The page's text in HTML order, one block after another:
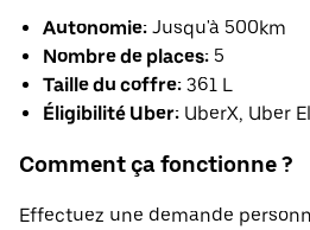
Autonomie: Jusqu'à 500km
Nombre de places: 5
Taille du coffre: 361 L
Éligibilité Uber: UberX, Uber
Comment ça fonctionne ?
Effectuez une demande